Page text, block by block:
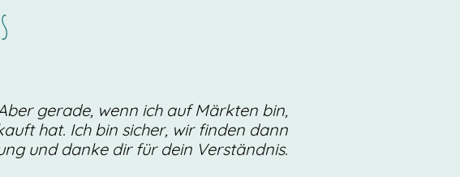
gerade, wenn ich auf Märkten bin,
hat. Ich bin sicher, wir finden dann
und danke dir für dein Verständnis.